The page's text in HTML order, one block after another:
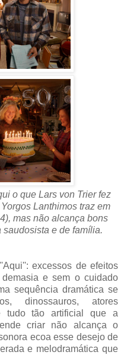
o que Lars von Trier fez
Lanthimos traz em
mas não alcança bons
e de família.
excessos de efeitos
e sem o cuidado
sequência dramática se
dinossauros, atores
tudo tão artificial que a
criar não alcança o
ecoa esse desejo de
e melodramática que